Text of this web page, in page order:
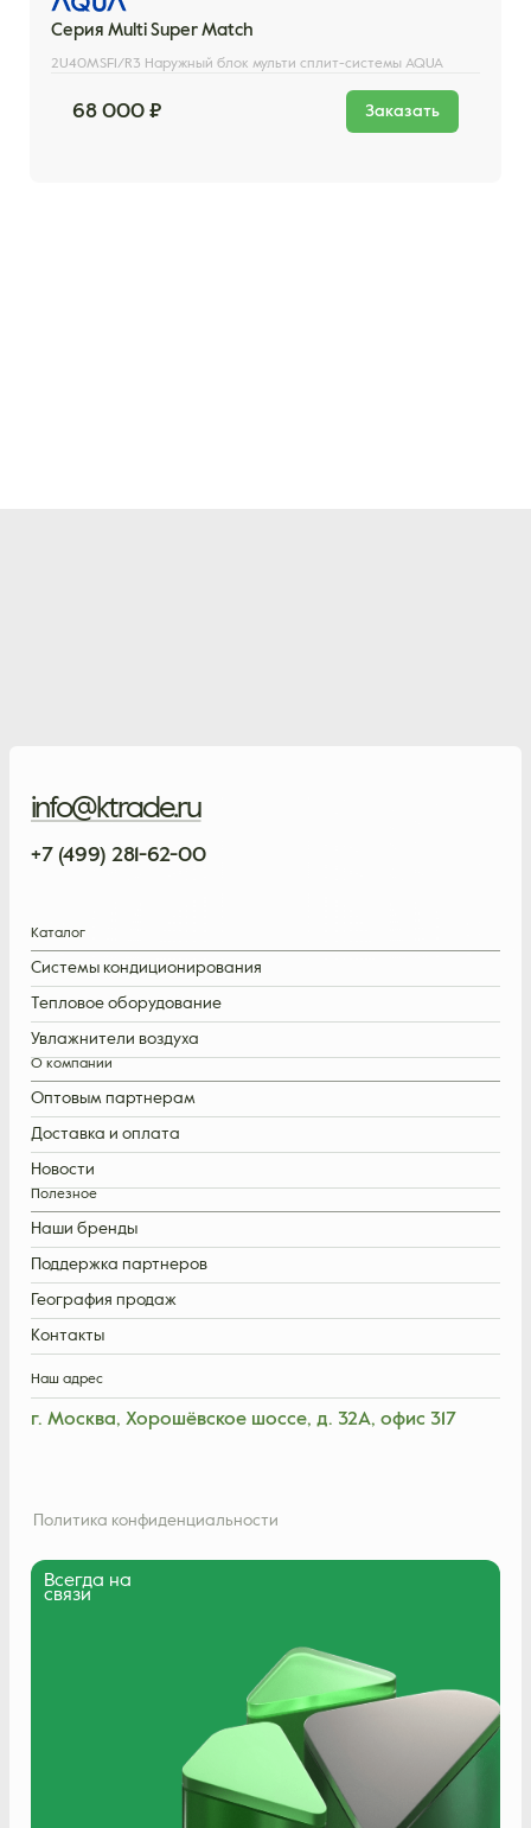
Серия Multi Super Match
2U40MSF1/R3 Наружный блок мульти сплит-системы AQUA
68 000 ₽ Заказать
info@ktrade.ru
+7 (499) 281-62-00
Каталог
Системы кондиционирования
Тепловое оборудование
Увлажнители воздуха
О компании
Оптовым партнерам
Доставка и оплата
Новости
Полезное
Наши бренды
Поддержка партнеров
География продаж
Контакты
Политика конфиденциальности
Наш адрес
г. Москва, Хорошёвское шоссе, д. 32А, офис 317
Всегда на
связи